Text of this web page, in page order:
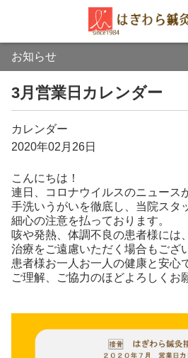
お知らせ
3月営業日カレンダー
カレンダー
2020年02月26日
こんにちは！
連日、コロナウイルスのニュース
手洗いうがいを徹底し、当院スタ
細心の注意を払っております。
咳や発熱、体調不良の患者様には
治療をご遠慮いただく場合もござ
患者様お一人お一人の健康と安心
ご理解、ご協力のほどよろしくお